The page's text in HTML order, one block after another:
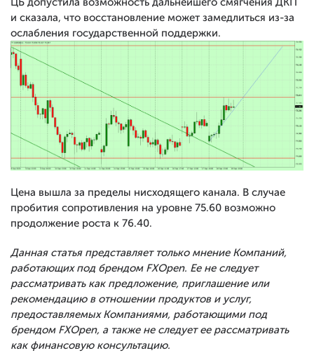
и сказала, что восстановление может замедлиться из-за
ослабления государственной поддержки.
Цена вышла за пределы нисходящего канала. В случае
пробития сопротивления на уровне 75.60 возможно
продолжение роста к 76.40.
Данная статья представляет только мнение Компаний,
работающих под брендом FXOpen. Ее не следует
рассматривать как предложение, приглашение или
рекомендацию в отношении продуктов и услуг,
предоставляемых Компаниями, работающими под
брендом FXOpen, а также не следует ее рассматривать
как финансовую консультацию.